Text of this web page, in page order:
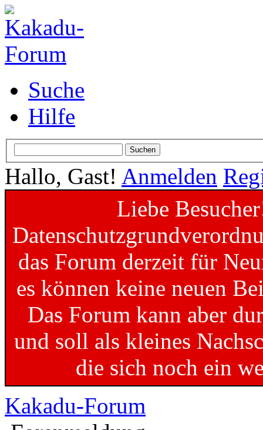
Suche
Hilfe
Hallo, Gast! Anmelden
Liebe
das Forum derzeit für
es können keine neuen
Das Forum kann aber
und soll als kleines
die sich noch ein
Kakadu-Forum